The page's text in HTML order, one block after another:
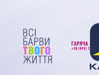
вмісту